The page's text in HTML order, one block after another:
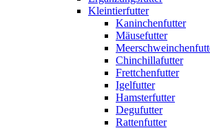
Kleintierfutter
Kaninchenfutter
Mäusefutter
Chinchillafutter
Frettchenfutter
Igelfutter
Hamsterfutter
Degufutter
Rattenfutter